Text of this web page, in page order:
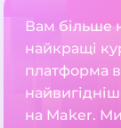
Вам більше
найкращі
платформа
на Maker.